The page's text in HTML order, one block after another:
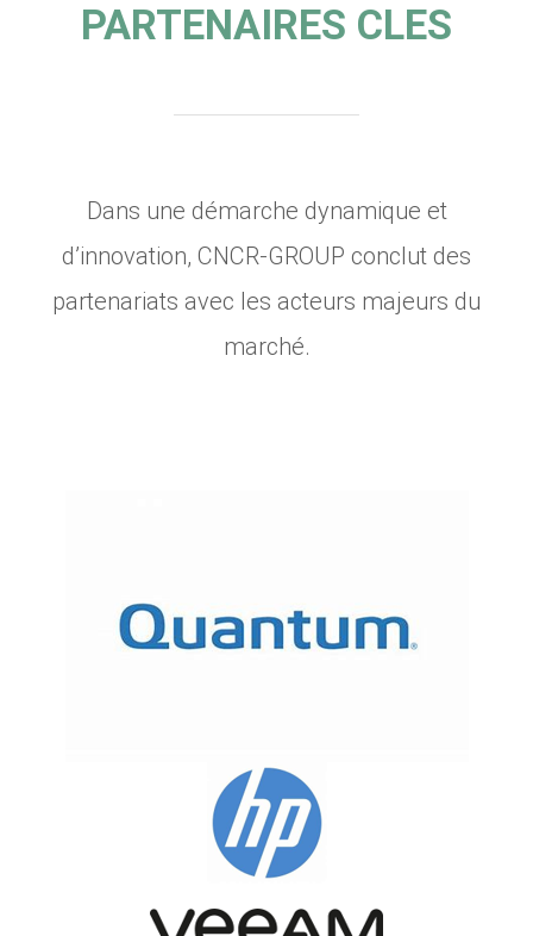
PARTENAIRES CLES
Dans une démarche dynamique et
d’innovation, CNCR-GROUP conclut des
partenariats avec les acteurs majeurs du
marché.